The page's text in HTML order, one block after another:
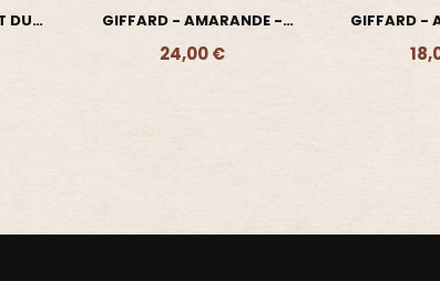
-
-
GIFFARD - AMARETTO -
LIQUEUR
18,00 €
Ajouter - 18,00 €
GIFFARD
LIQUEUR